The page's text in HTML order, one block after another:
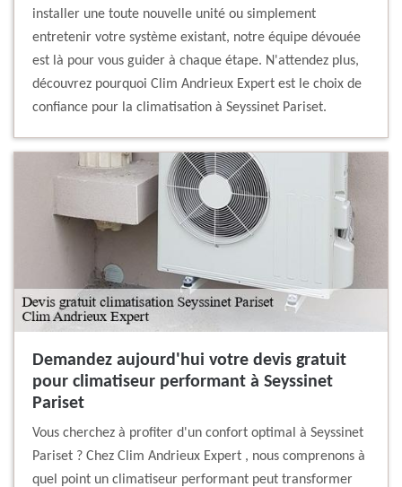
installer une toute nouvelle unité ou simplement
entretenir votre système existant, notre équipe dévouée
est là pour vous guider à chaque étape. N'attendez plus,
découvrez pourquoi Clim Andrieux Expert est le choix de
confiance pour la climatisation à Seyssinet Pariset.
Demandez aujourd'hui votre devis gratuit
pour climatiseur performant à Seyssinet
Pariset
Vous cherchez à profiter d'un confort optimal à Seyssinet
Pariset ? Chez Clim Andrieux Expert , nous comprenons à
quel point un climatiseur performant peut transformer